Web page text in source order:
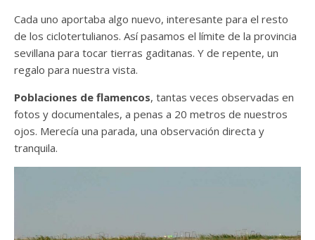
Cada uno aportaba algo nuevo, interesante para el resto
de los ciclotertulianos. Así pasamos el límite de la provincia
sevillana para tocar tierras gaditanas. Y de repente, un
regalo para nuestra vista.
Poblaciones de flamencos, tantas veces observadas en
fotos y documentales, a penas a 20 metros de nuestros
ojos. Merecía una parada, una observación directa y
tranquila.